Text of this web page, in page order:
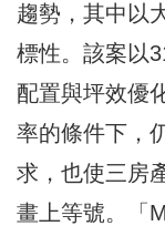
趨勢，其中以
標性。該案以
配置與坪效優
率的條件下，
求，也使三房
畫上等號。「